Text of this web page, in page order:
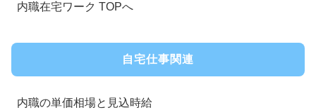
内職在宅ワーク TOPへ
自宅仕事関連
内職の単価相場と見込時給